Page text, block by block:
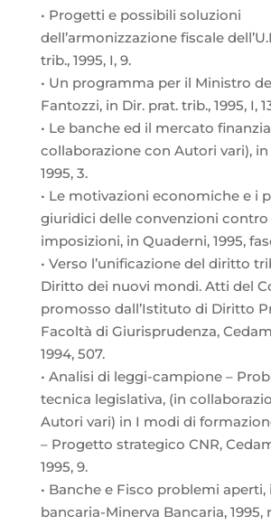
• Progetti e possibili soluzioni
dell’armonizzazione fiscale
trib., 1995, I, 9.
• Un programma per il Ministro
Fantozzi, in Dir. prat. trib., 1995, I,
• Le banche ed il mercato
collaborazione con Autori vari), in
1995, 3.
• Le motivazioni economiche e i
giuridici delle convenzioni
imposizioni, in Quaderni, 1995,
• Verso l’unificazione del diritto
Diritto dei nuovi mondi. Atti del
promosso dall’Istituto di Diritto
Facoltà di Giurisprudenza,
1994, 507.
• Analisi di leggi-campione –
tecnica legislativa, (in
Autori vari) in I modi di
– Progetto strategico CNR,
1995, 9.
• Banche e Fisco problemi aperti,
bancaria-Minerva Bancaria, 1995,